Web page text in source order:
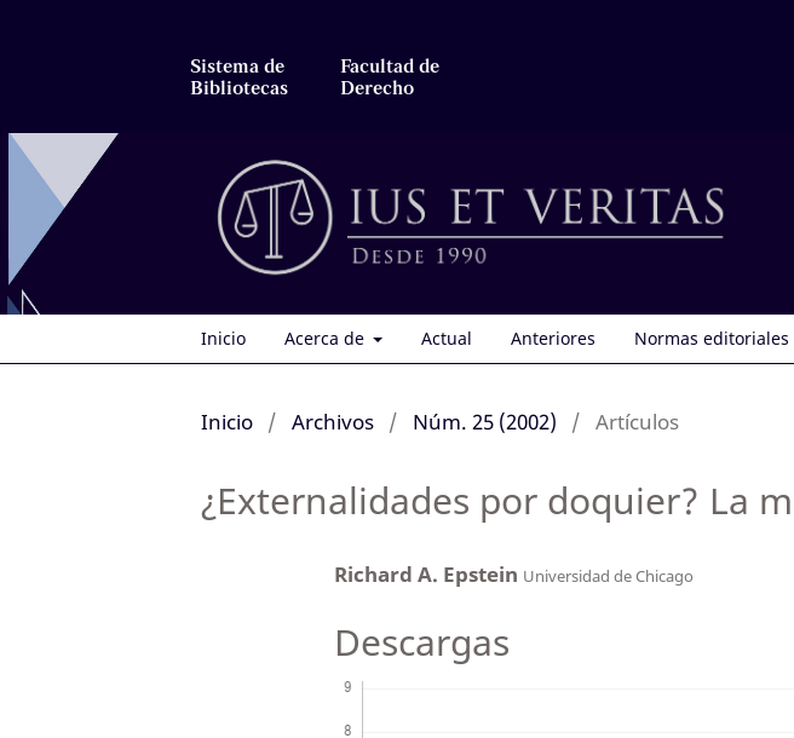
Sistema de
Bibliotecas
Facultad de
Derecho
Inicio Acerca de Actual Anteriores Normas editoriales
Inicio / Archivos / Núm. 25 (2002) / Artículos
¿Externalidades por doquier? La
Richard A. Epstein Universidad de Chicago
Descargas